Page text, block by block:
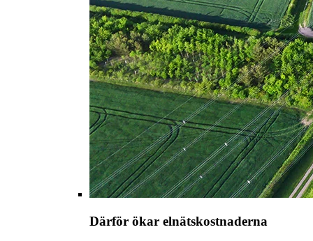
Därför ökar elnätskostnaderna